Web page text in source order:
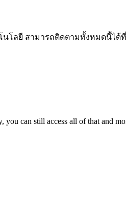
นโลยี สามารถติดตามทั้งหมดนี้ได้ที่
can still access all of that and